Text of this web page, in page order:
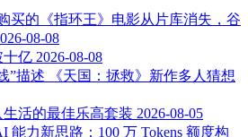
买的《指环王》电影从片库消失，谷
08-08
十亿 2026-08-08
”描述 《天国：拯救》新作多人猜想
活的最佳乐高套装 2026-08-05
能力新思路：100 万 Tokens 额度构